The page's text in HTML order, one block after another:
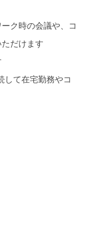
ク時の会議や、コ
だけます
して在宅勤務やコ